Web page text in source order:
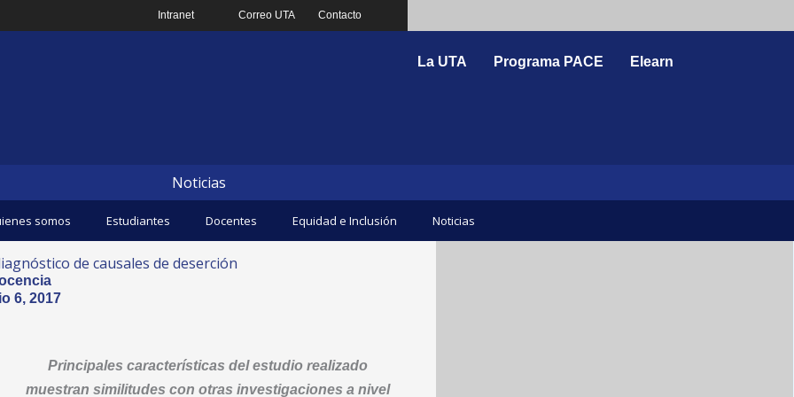
Intranet Correo UTA Contacto
La UTA Programa PACE Elearn
Noticias
somos Estudiantes Docentes Equidad e Inclusión Noticias
de causales de deserción
6, 2017
Principales características del estudio realizado
muestran similitudes con otras investigaciones a nivel